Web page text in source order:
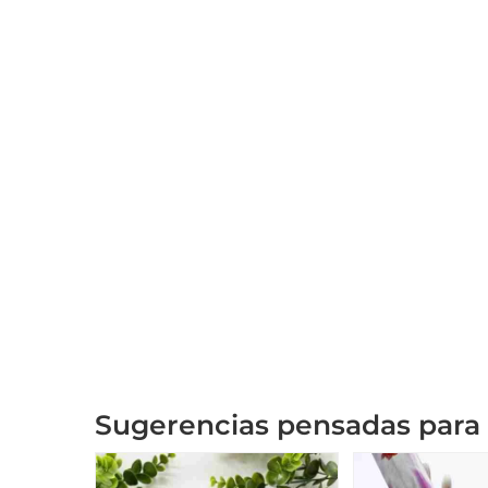
Sugerencias pensadas